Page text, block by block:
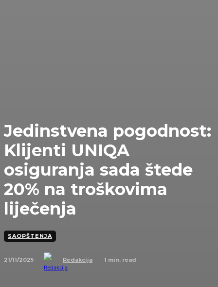
Jedinstvena pogodnost:
Klijenti UNIQA
osiguranja sada štede
20% na troškovima
liječenja
SAOPŠTENJA
21/11/2025 Redakcija 1 min. read